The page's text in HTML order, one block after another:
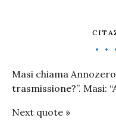
Masi chiama
trasmissione?”. Masi:
Next quote »